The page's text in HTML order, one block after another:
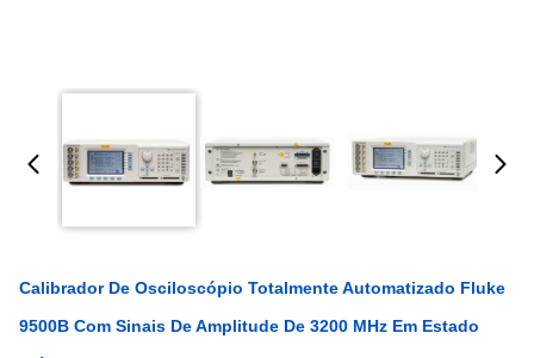
Calibrador De Osciloscópio Totalmente Automatizado Fluke
9500B Com Sinais De Amplitude De 3200 MHz Em Estado